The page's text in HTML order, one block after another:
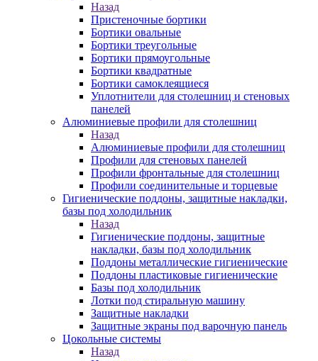
Назад
Пристеночные бортики
Бортики овальные
Бортики треугольные
Бортики прямоугольные
Бортики квадратные
Бортики самоклеящиеся
Уплотнители для столешниц и стеновых
панелей
Алюминиевые профили для столешниц
Назад
Алюминиевые профили для столешниц
Профили для стеновых панелей
Профили фронтальные для столешниц
Профили соединительные и торцевые
Гигиенические поддоны, защитные накладки,
базы под холодильник
Назад
Гигиенические поддоны, защитные
накладки, базы под холодильник
Поддоны металлические гигиенические
Поддоны пластиковые гигиенические
Базы под холодильник
Лотки под стиральную машину
Защитные накладки
Защитные экраны под варочную панель
Цокольные системы
Назад